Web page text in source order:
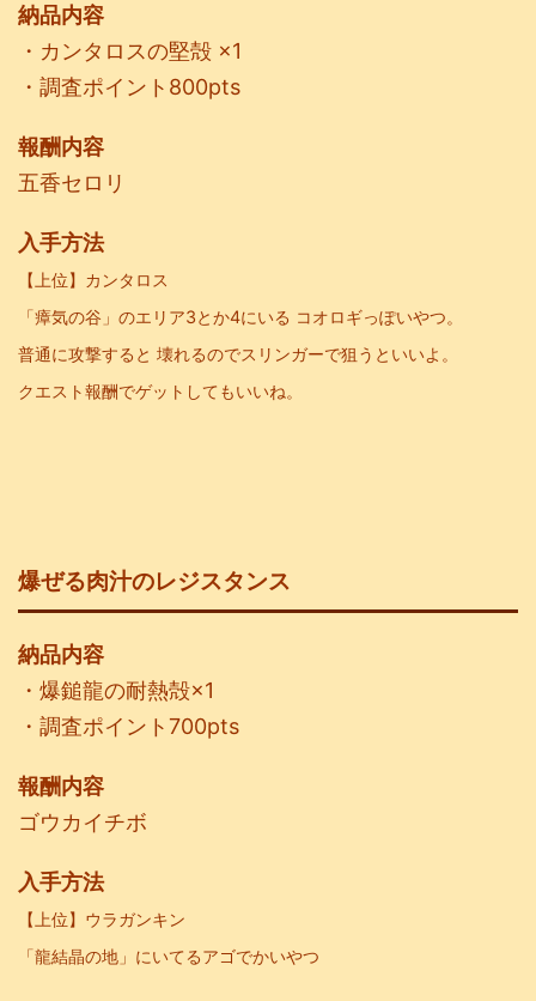
納品内容
・カンタロスの堅殻 ×1
・調査ポイント800pts
報酬内容
五香セロリ
入手方法
【上位】カンタロス
「瘴気の谷」のエリア3とか4にいる コオロギっぽいやつ。
普通に攻撃すると 壊れるのでスリンガーで狙うといいよ。
クエスト報酬でゲットしてもいいね。
爆ぜる肉汁のレジスタンス
納品内容
・爆鎚龍の耐熱殻×1
・調査ポイント700pts
報酬内容
ゴウカイチボ
入手方法
【上位】ウラガンキン
「龍結晶の地」にいてるアゴでかいやつ